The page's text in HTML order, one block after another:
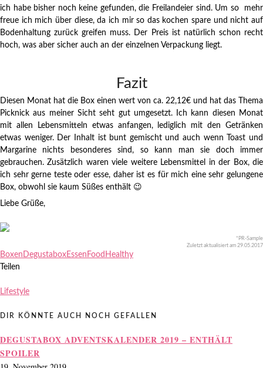
ich habe bisher noch keine gefunden, die Freilandeier sind. Um so mehr
freue ich mich über diese, da ich mir so das kochen spare und nicht auf
Bodenhaltung zurück greifen muss. Der Preis ist natürlich schon recht
hoch, was aber sicher auch an der einzelnen Verpackung liegt.
Fazit
Diesen Monat hat die Box einen wert von ca. 22,12€ und hat das Thema
Picknick aus meiner Sicht seht gut umgesetzt. Ich kann diesen Monat
mit allen Lebensmitteln etwas anfangen, lediglich mit den Getränken
etwas weniger. Der Inhalt ist bunt gemischt und auch wenn Toast und
Margarine nichts besonderes sind, so kann man sie doch immer
gebrauchen. Zusätzlich waren viele weitere Lebensmittel in der Box, die
ich sehr gerne teste oder esse, daher ist es für mich eine sehr gelungene
Box, obwohl sie kaum Süßes enthält 😉
Liebe Grüße,
*PR-Sample
Zuletzt aktualisiert am 29.05.2017
Boxen DegustaboxEssen Food Healthy
Teilen
Lifestyle
DIR KÖNNTE AUCH NOCH GEFALLEN
DEGUSTABOX ADVENTSKALENDER 2019 – ENTHÄLT
SPOILER